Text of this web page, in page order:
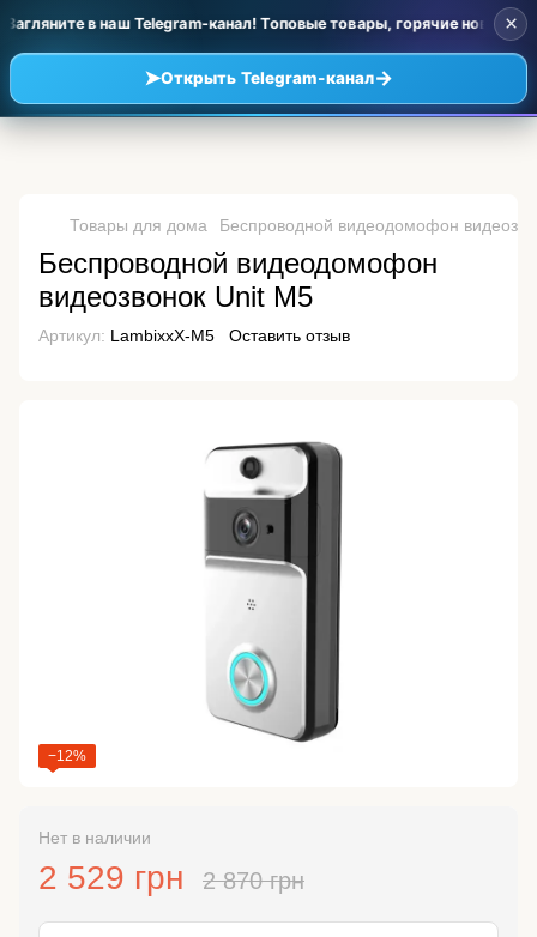
в наш Telegram-канал! Топовые товары, горячие новинки
➤Открыть Telegram-канал→
×
Товары для дома Беспроводной видеодомофон
Беспроводной видеодомофон
видеозвонок Unit M5
Артикул: LambixxX-M5 Оставить отзыв
−12%
Нет в наличии
2 529 грн 2 870 грн